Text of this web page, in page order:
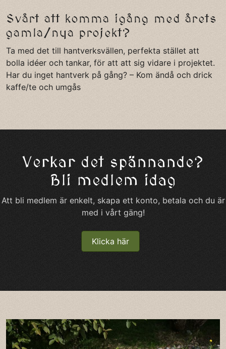
Svårt att komma igång med årets
gamla/nya projekt?
Ta med det till hantverksvällen, perfekta stället att
bolla idéer och tankar, för att att sig vidare i projektet.
Har du inget hantverk på gång? – Kom ändå och drick
kaffe/te och umgås
Verkar det spännande?
Bli medlem idag
Att bli medlem är enkelt, skapa ett konto, betala och du är
med i vårt gäng!
Klicka här